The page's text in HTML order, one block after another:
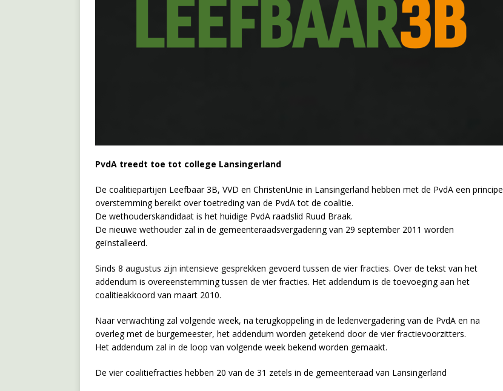
PvdA treedt toe tot college Lansingerland
De coalitiepartijen Leefbaar 3B, VVD en ChristenUnie in Lansingerland hebben met de PvdA een principe
overstemming bereikt over toetreding van de PvdA tot de coalitie.
De wethouderskandidaat is het huidige PvdA raadslid Ruud Braak.
De nieuwe wethouder zal in de gemeenteraadsvergadering van 29 september 2011 worden
geïnstalleerd.
Sinds 8 augustus zijn intensieve gesprekken gevoerd tussen de vier fracties. Over de tekst van het
addendum is overeenstemming tussen de vier fracties. Het addendum is de toevoeging aan het
coalitieakkoord van maart 2010.
Naar verwachting zal volgende week, na terugkoppeling in de ledenvergadering van de PvdA en na
overleg met de burgemeester, het addendum worden getekend door de vier fractievoorzitters.
Het addendum zal in de loop van volgende week bekend worden gemaakt.
De vier coalitiefracties hebben 20 van de 31 zetels in de gemeenteraad van Lansingerland